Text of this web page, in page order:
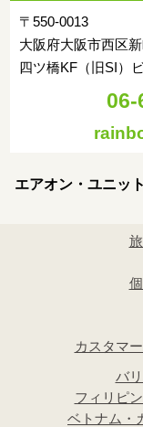
〒550-0013
大阪府大阪市西区
四ツ橋KF（旧SI）
06-
エアオン・ユニッ
カスタマ
バ
フィリピ
ベトナム・